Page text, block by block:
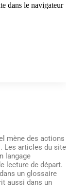
dans le navigateur
mène des actions
Les articles du site
langage
lecture de départ.
un glossaire
aussi dans un